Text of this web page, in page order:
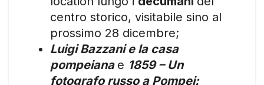
centro storico, visitabile sino al
prossimo 28 dicembre;
Luigi Bazzani e la casa
pompeiana e 1859 – Un
fotografo russo a Pompei: